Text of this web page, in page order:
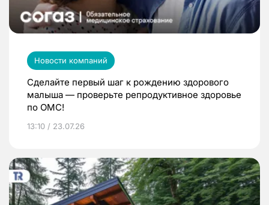
Новости компаний
Сделайте первый шаг к рождению здорового
малыша — проверьте репродуктивное здоровье
по ОМС!
13:10 / 23.07.26